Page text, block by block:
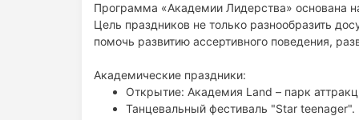
Программа «Академии Лидерства» основана
Цель праздников не только разнообразить
помочь развитию ассертивного поведения,
Академические праздники:
Открытие: Академия Land – парк
Танцевальный фестиваль "Star teenager".